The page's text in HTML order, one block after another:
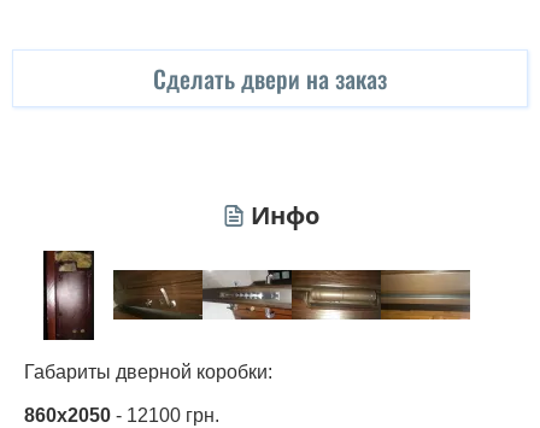
Сделать двери на заказ
Инфо
Габариты дверной коробки:
860х2050 - 12100 грн.